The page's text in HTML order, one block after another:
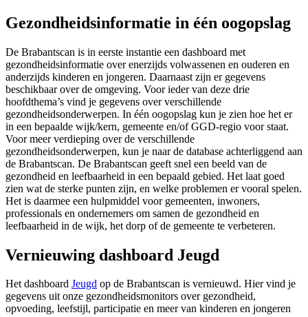
Gezondheidsinformatie in één oogopslag
De Brabantscan is in eerste instantie een dashboard met
gezondheidsinformatie over enerzijds volwassenen en ouderen en
anderzijds kinderen en jongeren. Daarnaast zijn er gegevens
beschikbaar over de omgeving. Voor ieder van deze drie
hoofdthema’s vind je gegevens over verschillende
gezondheidsonderwerpen. In één oogopslag kun je zien hoe het er
in een bepaalde wijk/kern, gemeente en/of GGD-regio voor staat.
Voor meer verdieping over de verschillende
gezondheidsonderwerpen, kun je naar de database achterliggend aan
de Brabantscan. De Brabantscan geeft snel een beeld van de
gezondheid en leefbaarheid in een bepaald gebied. Het laat goed
zien wat de sterke punten zijn, en welke problemen er vooral spelen.
Het is daarmee een hulpmiddel voor gemeenten, inwoners,
professionals en ondernemers om samen de gezondheid en
leefbaarheid in de wijk, het dorp of de gemeente te verbeteren.
Vernieuwing dashboard Jeugd
Het dashboard Jeugd op de Brabantscan is vernieuwd. Hier vind je
gegevens uit onze gezondheidsmonitors over gezondheid,
opvoeding, leefstijl, participatie en meer van kinderen en jongeren